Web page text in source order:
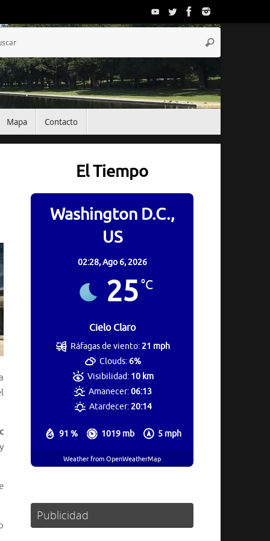
Buscar
Mapa Contacto
El Tiempo
Washington D.C.,
US
02:28,Ago 6, 2026
25°C
Cielo Claro
91 % 1019 mb 5 mph
Ráfagas de viento:21 mph
Clouds:6%
Visibilidad: 10 km
Amanecer:06:13
Atardecer:20:14
Weather from OpenWeatherMap
Publicidad